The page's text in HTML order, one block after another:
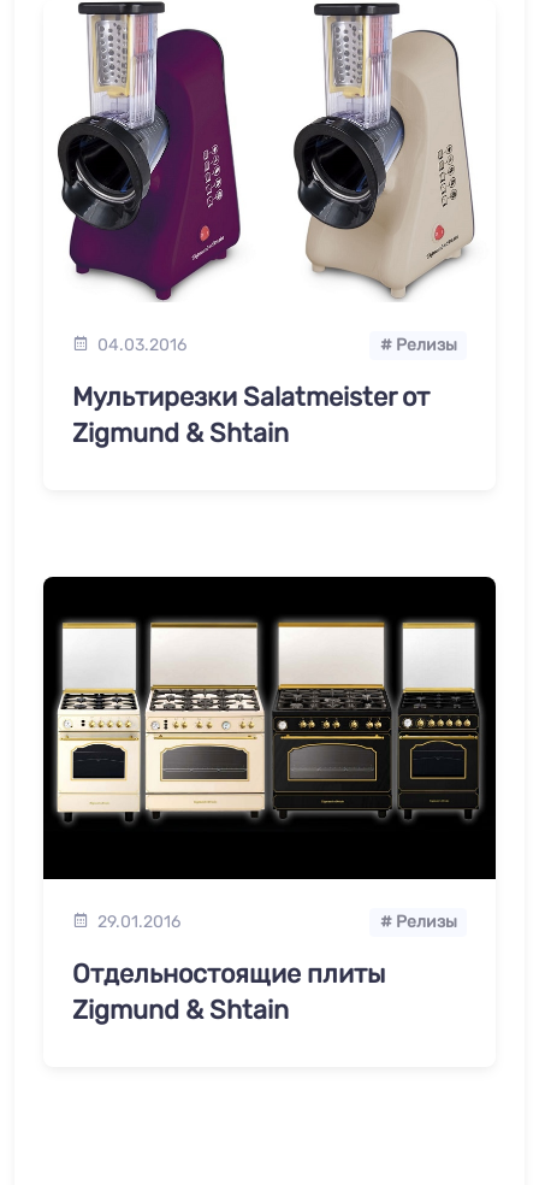
04.03.2016 # Релизы
Мультирезки Salatmeister от
Zigmund & Shtain
29.01.2016 # Релизы
Отдельностоящие плиты
Zigmund & Shtain